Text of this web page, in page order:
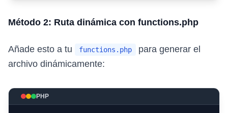
Método 2: Ruta dinámica con functions.php
Añade esto a tu functions.php
para generar el
archivo dinámicamente:
PHP